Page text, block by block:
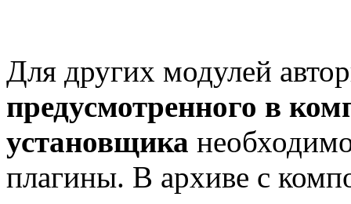
Для других модулей
предусмотренного в
установщика
плагины. В архиве с